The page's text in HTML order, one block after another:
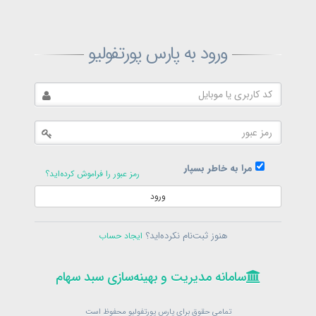
ورود به پارس پورتفولیو
مرا به خاطر بسپار
رمز عبور را فراموش کرده‌اید؟
ورود
هنوز ثبت‌نام نکرده‌اید؟ ایجاد حساب
سامانه مدیریت و بهینه‌سازی سبد سهام
تمامی حقوق برای پارس پورتفولیو محفوظ است
ثبت‌نام پارس پورتفولیو
ثبت‌نام
در حال حاضر عضو هستید؟فرم ورود
سامانه مدیریت و بهینه‌سازی سبد سهام
بازیابی رمز پارس پورتفولیو
در حال حاضر عضو هستید؟
سامانه مدیریت و بهینه‌سازی سبد سهام
تمامی حقوق برای پارس پورتفولیو محفوظ است